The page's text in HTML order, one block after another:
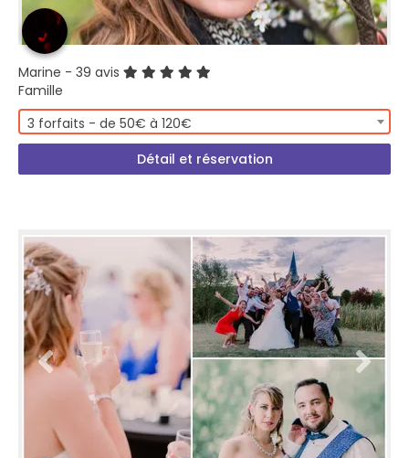
Marine - 39 avis
Famille
3 forfaits - de 50€ à 120€
Détail et réservation